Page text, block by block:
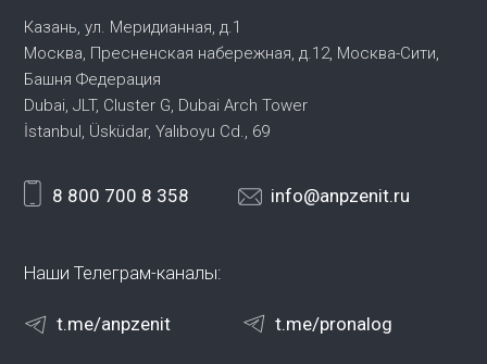
Казань, ул. Меридианная, д.1
Москва, Пресненская набережная, д.12, Москва-Сити,
Башня Федерация
Dubai, JLT, Cluster G, Dubai Arch Tower
İstanbul, Üsküdar, Yalıboyu Cd., 69
8 800 700 8 358 info@anpzenit.ru
Наши Телеграм-каналы:
t.me/anpzenit t.me/pronalog